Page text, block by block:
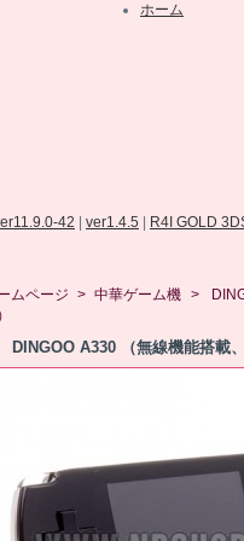
ホーム
42 ver1.4.5 R4I GOLD
ムページ > 中華ゲーム機 >
DINGOO A330 （無線機能搭載